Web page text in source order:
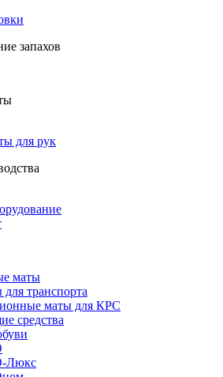
запахов
для рук
маты
для транспорта
маты для КРС
средства
Люкс